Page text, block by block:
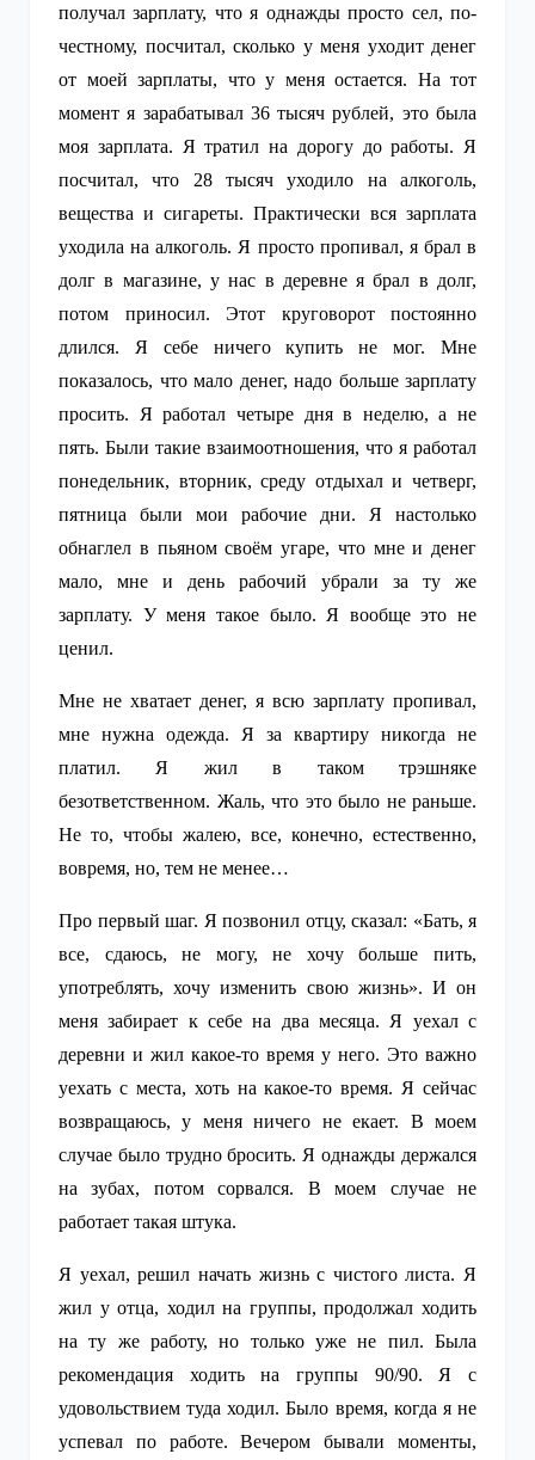
получал зарплату, что я однажды просто сел, по-
честному, посчитал, сколько у меня уходит денег
от моей зарплаты, что у меня остается. На тот
момент я зарабатывал 36 тысяч рублей, это была
моя зарплата. Я тратил на дорогу до работы. Я
посчитал, что 28 тысяч уходило на алкоголь,
вещества и сигареты. Практически вся зарплата
уходила на алкоголь. Я просто пропивал, я брал в
долг в магазине, у нас в деревне я брал в долг,
потом приносил. Этот круговорот постоянно
длился. Я себе ничего купить не мог. Мне
показалось, что мало денег, надо больше зарплату
просить. Я работал четыре дня в неделю, а не
пять. Были такие взаимоотношения, что я работал
понедельник, вторник, среду отдыхал и четверг,
пятница были мои рабочие дни. Я настолько
обнаглел в пьяном своём угаре, что мне и денег
мало, мне и день рабочий убрали за ту же
зарплату. У меня такое было. Я вообще это не
ценил.
Мне не хватает денег, я всю зарплату пропивал,
мне нужна одежда. Я за квартиру никогда не
платил. Я жил в таком трэшняке
безответственном. Жаль, что это было не раньше.
Не то, чтобы жалею, все, конечно, естественно,
вовремя, но, тем не менее…
Про первый шаг. Я позвонил отцу, сказал: «Бать, я
все, сдаюсь, не могу, не хочу больше пить,
употреблять, хочу изменить свою жизнь». И он
меня забирает к себе на два месяца. Я уехал с
деревни и жил какое-то время у него. Это важно
уехать с места, хоть на какое-то время. Я сейчас
возвращаюсь, у меня ничего не екает. В моем
случае было трудно бросить. Я однажды держался
на зубах, потом сорвался. В моем случае не
работает такая штука.
Я уехал, решил начать жизнь с чистого листа. Я
жил у отца, ходил на группы, продолжал ходить
на ту же работу, но только уже не пил. Была
рекомендация ходить на группы 90/90. Я с
удовольствием туда ходил. Было время, когда я не
успевал по работе. Вечером бывали моменты,